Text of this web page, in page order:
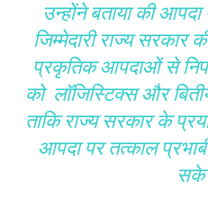
उन्होंने बताया की
जिम्मेदारी राज्य
प्रकृतिक आपदाओं से
को लॉजिस्टिक्स और
ताकि राज्य सरकार के
आपदा पर तत्काल
सके